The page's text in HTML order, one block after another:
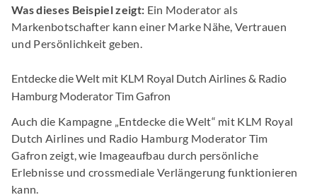
Was dieses Beispiel zeigt: Ein Moderator als
Markenbotschafter kann einer Marke Nähe, Vertrauen
und Persönlichkeit geben.
Entdecke die Welt mit KLM Royal Dutch Airlines & Radio
Hamburg Moderator Tim Gafron
Auch die Kampagne „Entdecke die Welt“ mit KLM Royal
Dutch Airlines und Radio Hamburg Moderator Tim
Gafron zeigt, wie Imageaufbau durch persönliche
Erlebnisse und crossmediale Verlängerung funktionieren
kann.